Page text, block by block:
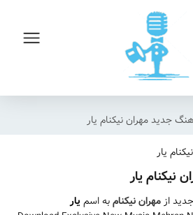
جدید مهران نیکنام یار
نیکنام یار
از مهران نیکنامبه اسم یار